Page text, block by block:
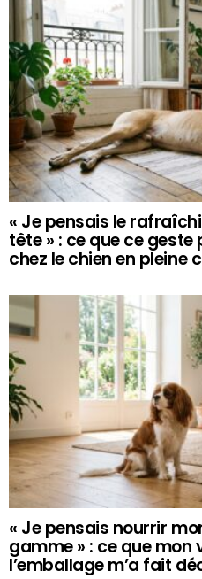
« Je pensais le
tête » : ce que ce
chez le chien en pleine
« Je pensais nourrir
gamme » : ce que mon
l’emballage m’a fait